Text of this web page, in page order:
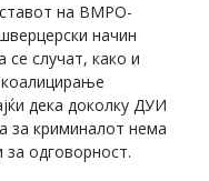
на ВМРО-
начин
се случат, како и
дека доколку ДУИ
за криминалот нема
одговорност.